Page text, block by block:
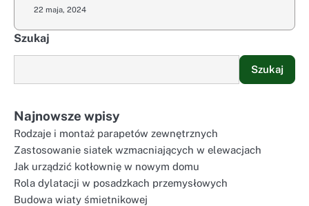
22 maja, 2024
Szukaj
Szukaj
Najnowsze wpisy
Rodzaje i montaż parapetów zewnętrznych
Zastosowanie siatek wzmacniających w elewacjach
Jak urządzić kotłownię w nowym domu
Rola dylatacji w posadzkach przemysłowych
Budowa wiaty śmietnikowej